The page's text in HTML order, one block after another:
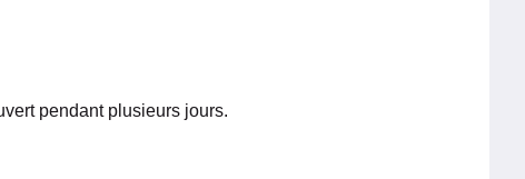
pendant plusieurs jours.